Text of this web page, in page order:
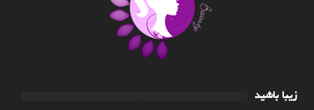
زیبا باشید